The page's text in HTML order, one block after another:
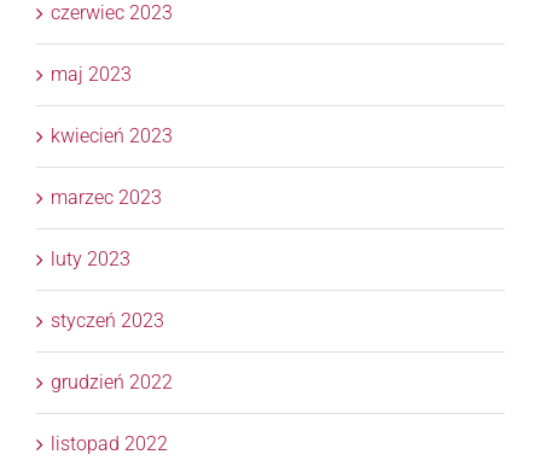
czerwiec 2023
maj 2023
kwiecień 2023
marzec 2023
luty 2023
styczeń 2023
grudzień 2022
listopad 2022